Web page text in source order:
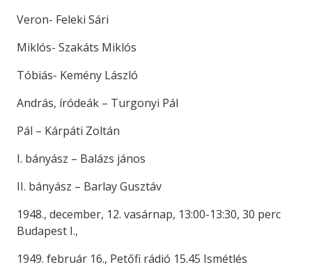
Veron- Feleki Sári
Miklós- Szakáts Miklós
Tóbiás- Kemény László
András, íródeák – Turgonyi Pál
Pál – Kárpáti Zoltán
I. bányász – Balázs jános
II. bányász – Barlay Gusztáv
1948., december, 12. vasárnap, 13:00-13:30, 30 perc
Budapest I.,
1949. február 16., Petőfi rádió 15.45 Ismétlés